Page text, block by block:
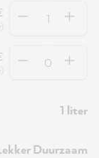
Hoeveelheid
Hoeveelheid
1 liter
Duurzaam